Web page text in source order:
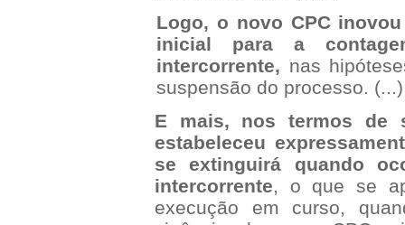
Logo, o novo CPC
inicial para a
intercorrente, nas
suspensão do processo. (...)
E mais, nos termos de
estabeleceu
se extinguirá quando
intercorrente, o que se
execução em curso,